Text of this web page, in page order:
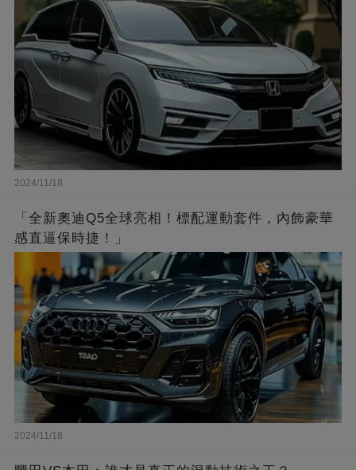
2024/11/18
「全新奧迪Q5全球亮相！標配運動套件，內飾豪華
感直逼保時捷！」
2024/11/18